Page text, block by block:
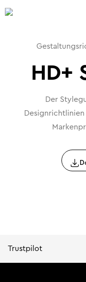
HD+
Der
Trustpilot